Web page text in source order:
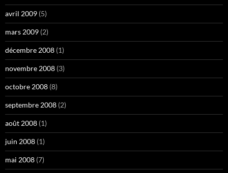
avril 2009 (5)
mars 2009 (2)
décembre 2008 (1)
novembre 2008 (3)
octobre 2008 (8)
septembre 2008 (2)
août 2008 (1)
juin 2008 (1)
mai 2008 (7)